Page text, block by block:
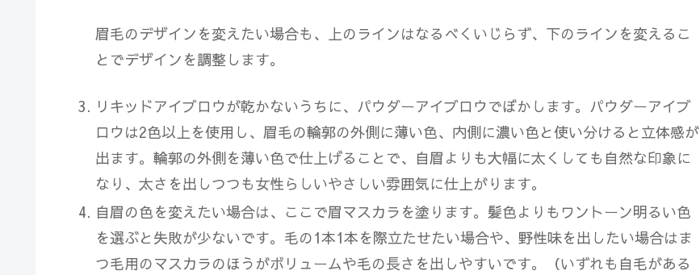
眉毛のデザインを変えたい場合も、上のラインはなるべくいじらず、下のラインを変えるこ
とでデザインを調整します。
リキッドアイブロウが乾かないうちに、パウダーアイブロウでぼかします。 パウダーアイブ
ロウは2色以上を使用 し、眉毛の輪郭の外側に薄い色、内側に濃い色と使い分けると立体感が
出ます。 輪郭の外側を薄い色で仕上げる ことで、自眉よりも大幅に太くしても自然な印象に
なり、太さを出しつつも女性らしいやさしい雰囲気に仕上がります。
自眉の色を変えたい場合は、ここで眉マスカラを塗ります。髪色よりもワントーン明るい色
を選ぶと失敗が少ないです。毛の1本1本を際立たせたい場合や、野性味を出したい場合はま
つ毛用のマスカラのほうがボリュームや毛の長さを出しやすいです。（いずれも自毛がある